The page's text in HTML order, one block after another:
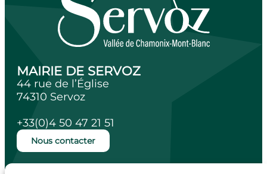
MAIRIE DE SERVOZ
44 rue de l’Église
74310 Servoz
+33(0)4 50 47 21 51
Nous contacter